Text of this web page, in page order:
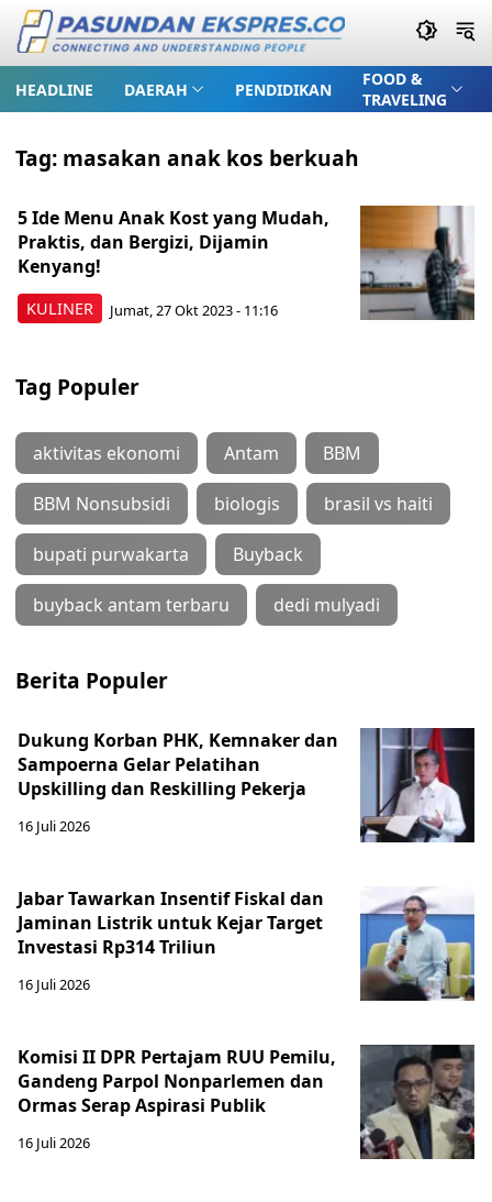
HEADLINE DAERAH PENDIDIKAN
FOOD &
TRAVELING
Tag: masakan anak kos berkuah
KULINER
5 Ide Menu Anak Kost yang Mudah,
Praktis, dan Bergizi, Dijamin
Kenyang!
Jumat, 27 Okt 2023 - 11:16
Tag Populer
aktivitas ekonomi Antam BBM
BBM Nonsubsidi biologis brasil vs haiti
bupati purwakarta Buyback
buyback antam terbaru dedi mulyadi
Berita Populer
Dukung Korban PHK, Kemnaker dan
Sampoerna Gelar Pelatihan
Upskilling dan Reskilling Pekerja
16 Juli 2026
Jabar Tawarkan Insentif Fiskal dan
Jaminan Listrik untuk Kejar Target
Investasi Rp314 Triliun
16 Juli 2026
Komisi II DPR Pertajam RUU Pemilu,
Gandeng Parpol Nonparlemen dan
Ormas Serap Aspirasi Publik
16 Juli 2026